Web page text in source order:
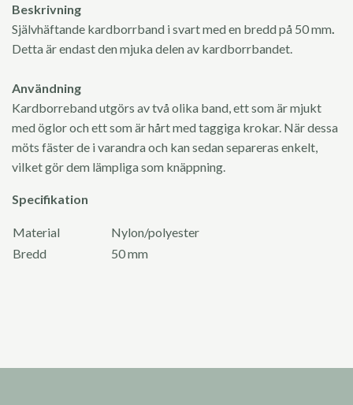
Beskrivning
Självhäftande kardborrband i svart med en bredd på 50 mm
Detta är endast den mjuka delen av kardborrbandet.
Användning
Kardborreband utgörs av två olika band, ett som är mjukt
med öglor och ett som är hårt med taggiga krokar. När dessa
möts fäster de i varandra och kan sedan separeras enkelt,
vilket gör dem lämpliga som knäppning.
Specifikation
Material
Nylon/polyester
Bredd
50 mm